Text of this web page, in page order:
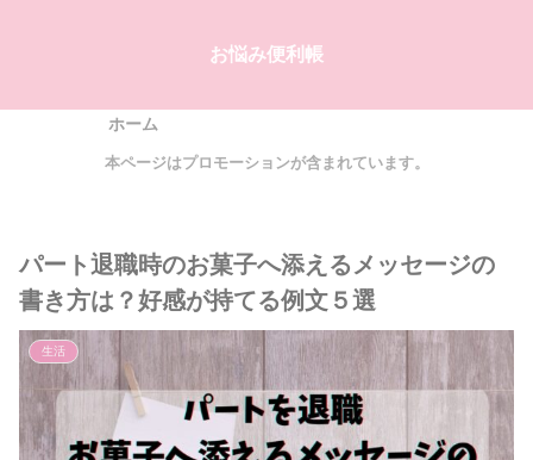
お悩み便利帳
ホーム
本ページはプロモーションが含まれています。
パート退職時のお菓子へ添えるメッセージの
書き方は？好感が持てる例文５選
生活